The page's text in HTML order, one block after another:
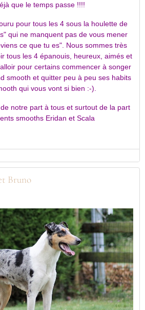
que le temps passe !!!!
pour tous les 4 sous la houlette de
qui ne manquent pas de vous mener
ce que tu es". Nous sommes très
tous les 4 épanouis, heureux, aimés et
pour certains commencer à songer
smooth et quitter peu à peu ses habits
qui vous vont si bien :-).
notre part à tous et surtout de la part
smooths Eridan et Scala
Bruno